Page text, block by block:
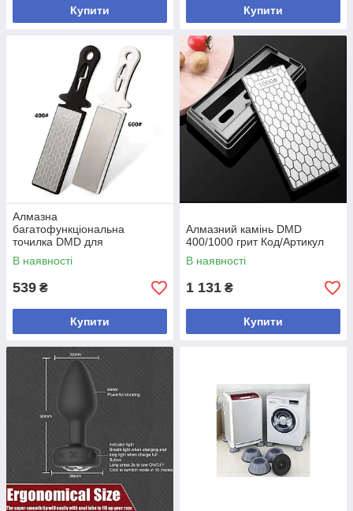
Купити Купити
Алмазна
багатофункціональна
точилка DMD для
заточування ножів і ножиць
400/600 Код/Артикул
В наявності
539 ₴
Купити
Алмазний камінь DMD
400/1000 грит Код/Артикул
В наявності
1 131 ₴
Купити